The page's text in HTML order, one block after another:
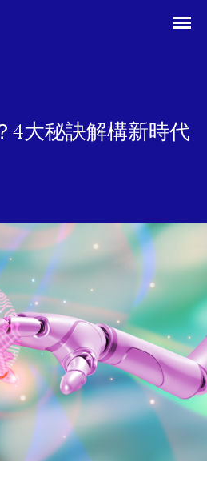
4大秘訣解構新時代